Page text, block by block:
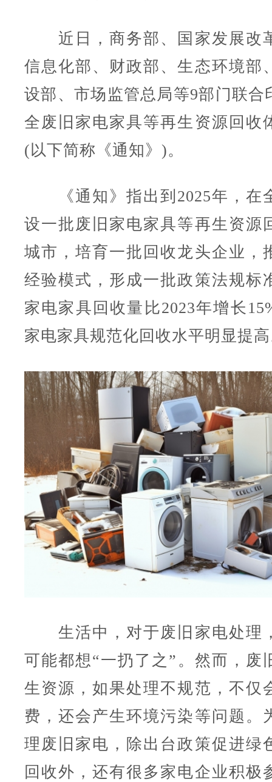
近日，商务部、国家发展改
信息化部、财政部、生态环境部
设部、市场监管总局等9部门联合
全废旧家电家具等再生资源回收
(以下简称《通知》)。
《通知》指出到2025年，在
设一批废旧家电家具等再生资源
城市，培育一批回收龙头企业，
经验模式，形成一批政策法规标
家电家具回收量比2023年增长
家电家具规范化回收水平明显提
生活中，对于废旧家电处理
可能都想“一扔了之”。然而，废
生资源，如果处理不规范，不仅
费，还会产生环境污染等问题。
理废旧家电，除出台政策促进绿
回收外，还有很多家电企业积极